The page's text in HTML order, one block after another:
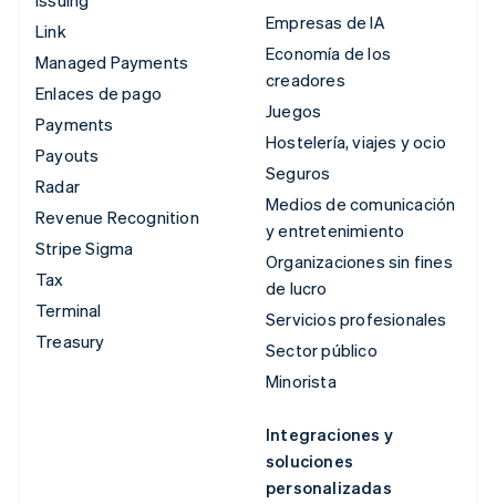
Link
Managed Payments
Enlaces de pago
Payments
Payouts
Radar
Revenue Recognition
Stripe Sigma
Tax
Terminal
Treasury
Empresas de IA
Economía de los
creadores
Juegos
Hostelería, viajes y ocio
Seguros
Medios de comunicación
y entretenimiento
Organizaciones sin fines
de lucro
Servicios profesionales
Sector público
Minorista
Integraciones y
soluciones
personalizadas